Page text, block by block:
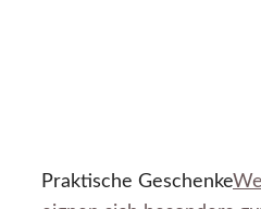
Praktische Geschenke